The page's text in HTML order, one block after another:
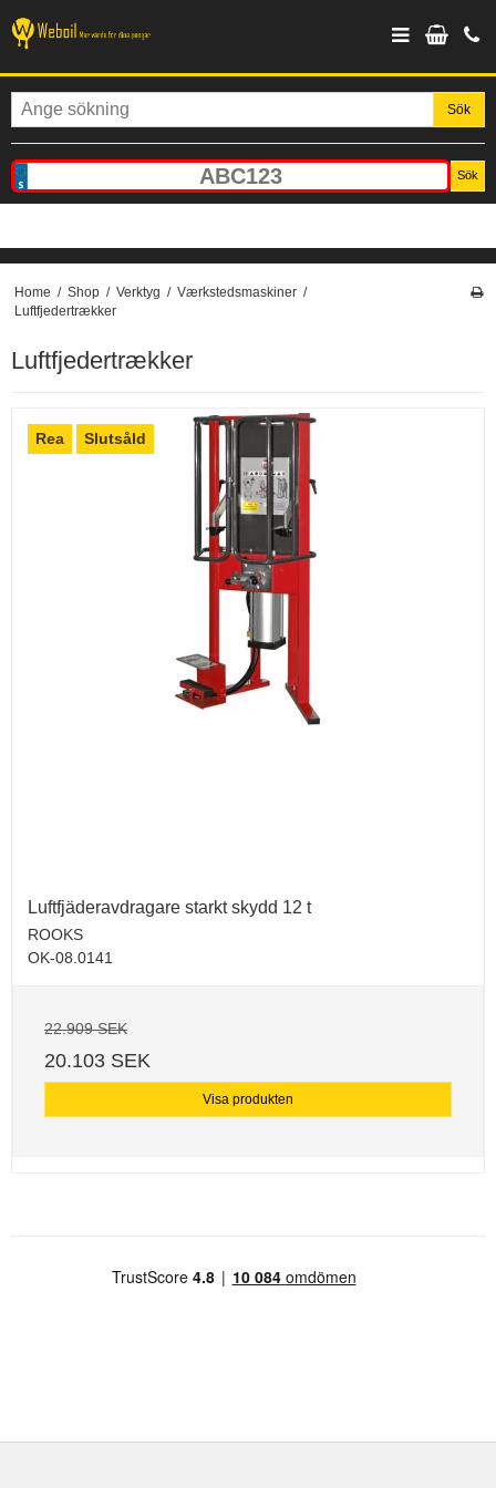
Sök
Sök
Home / Shop / Verktyg / Værkstedsmaskiner /
Luftfjedertrækker
Luftfjedertrækker
Rea Slutsåld
Luftfjäderavdragare starkt skydd 12 t
ROOKS
OK-08.0141
22.909 SEK
20.103 SEK
Visa produkten